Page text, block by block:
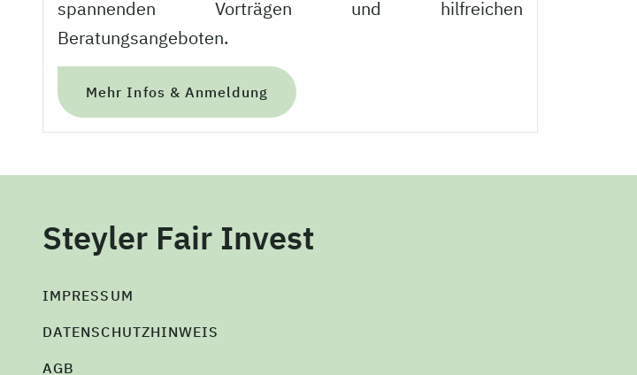
spannenden Vorträgen und hilfreichen
Beratungsangeboten.
Mehr Infos & Anmeldung
Steyler Fair Invest
IMPRESSUM
DATENSCHUTZHINWEIS
AGB